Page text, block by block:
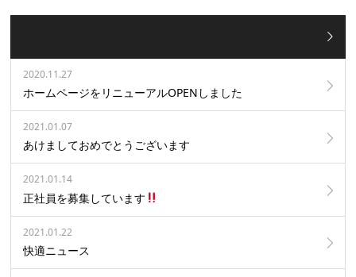
2020.11.27
ホームページをリニューアルOPENしました
2021.01.07
あけましておめでとうございます
2021.01.14
正社員を募集しています
2021.01.22
快適ニュース